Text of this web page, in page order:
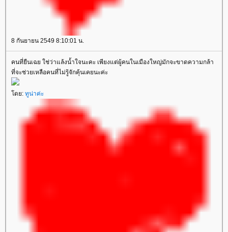
8 กันยายน 2549 8:10:01 น.
คนที่ยืนเฉย ใช่ว่าแล้งน้ำใจนะคะ เพียงแต่ผู้คนในเมืองใหญ่มักจะขาดความกล้า
ที่จะช่วยเหลือคนที่ไม่รู้จักคุ้นเคยนะค่ะ
ดย: ทูน่าค่ะ